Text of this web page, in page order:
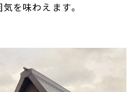
を味わえます。